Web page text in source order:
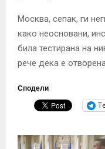
Москва, сепак, ги
како неосновани,
била тестирана на
рече дека е
Сподели